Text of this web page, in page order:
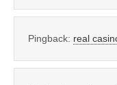
Pingback: real